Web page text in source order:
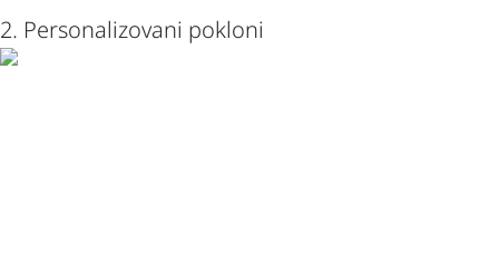
2. Personalizovani pokloni